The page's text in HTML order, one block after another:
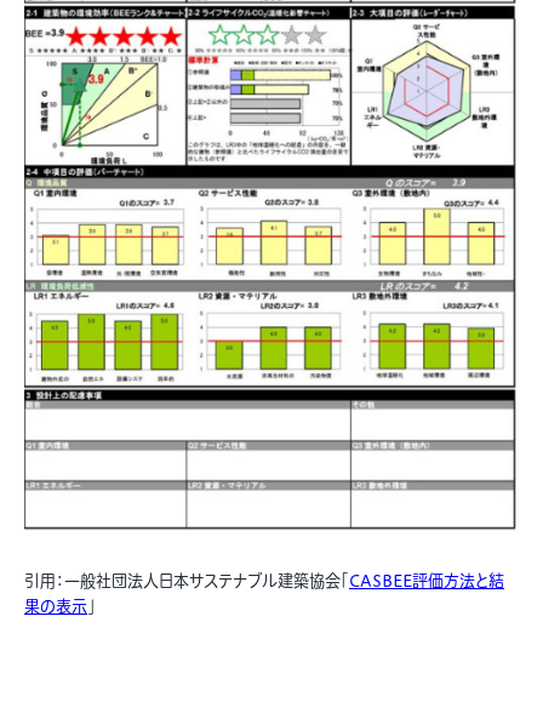
引用：一般社団法人日本サステナブル建築協会「CASBEE評価方法と結
果の表示」